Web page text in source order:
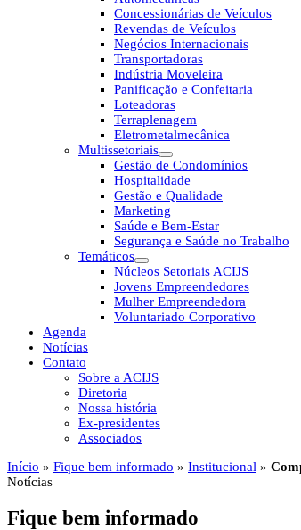
Concessionárias de Veículos
Revendas de Veículos
Negócios Internacionais
Transportadoras
Indústria Moveleira
Panificação e Confeitaria
Loteadoras
Terraplenagem
Eletrometalmecânica
Multissetoriais
Gestão de Condomínios
Hospitalidade
Gestão e Qualidade
Marketing
Saúde e Bem-Estar
Segurança e Saúde no Trabalho
Temáticos
Núcleos Setoriais ACIJS
Jovens Empreendedores
Mulher Empreendedora
Voluntariado Corporativo
Agenda
Notícias
Contato
Sobre a ACIJS
Diretoria
Nossa história
Ex-presidentes
Associados
Início » Fique bem informado » Institucional »
Notícias
Fique bem informado